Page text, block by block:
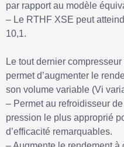
par rapport au modèle
– Le RTHF XSE peut
10,1.
Le tout dernier
permet d’augmenter le
son volume variable (Vi
– Permet au refroidisseur
pression le plus approprié
d’efficacité remarquables.